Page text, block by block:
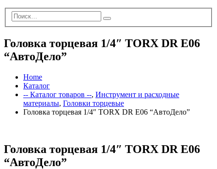
Головка торцевая 1/4″ TORX DR E06
“АвтоДело”
Home
Каталог
-- Каталог товаров --, Инструмент и расходные
материалы, Головки торцевые
Головка торцевая 1/4″ TORX DR E06 “АвтоДело”
Головка торцевая 1/4″ TORX DR E06
“АвтоДело”